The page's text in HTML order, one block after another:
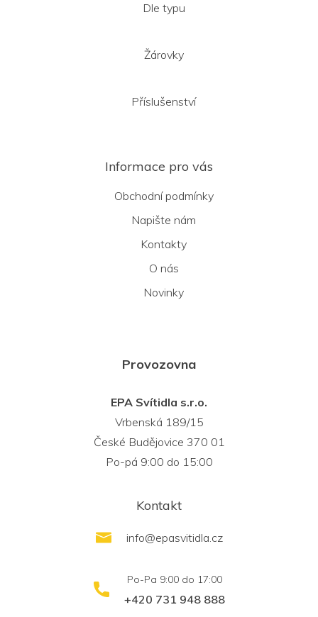
Dle typu
Žárovky
Příslušenství
Informace pro vás
Obchodní podmínky
Napište nám
Kontakty
O nás
Novinky
Provozovna
EPA Svítidla s.r.o.
Vrbenská 189/15
České Budějovice 370 01
Po-pá 9:00 do 15:00
Kontakt
info@epasvitidla.cz
+420 731 948 888